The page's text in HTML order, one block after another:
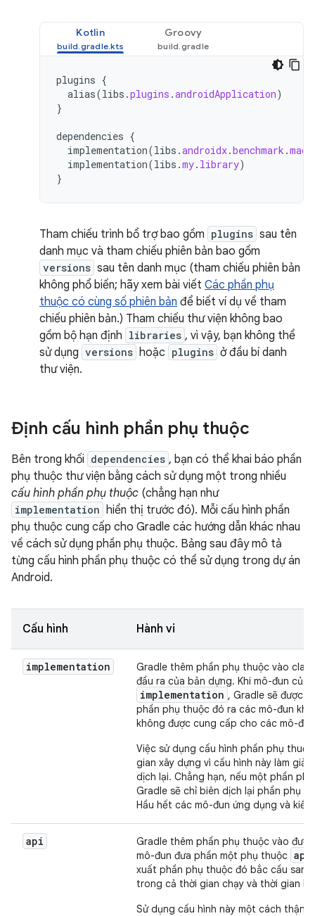
Kotlin Groovy
plugins {
alias(libs .plugins .androidApplication)
}
dependencies {
implementation(libs .androidx.benchmark .
implementation(libs .my. library)
}
Tham chiếu trình bổ trợ bao gồm plugins sau tên
danh mục và tham chiếu phiên bản bao gồm
versions sau tên danh mục (tham chiếu phiên bản
không phổ biến; hãy xem bài viết Các phần phụ
thuộc có cùng số phiên bản để biết ví dụ về tham
chiếu phiên bản.) Tham chiếu thư viện không bao
gồm bộ hạn định libraries , vì vậy, bạn không thể
sử dụng versions hoặc plugins ở đầu bí danh
thư viện.
Định cấu hình phần phụ thuộc
Bên trong khối dependencies , bạn có thể khai báo phần
phụ thuộc thư viện bằng cách sử dụng một trong nhiều
cấu hình phần phụ thuộc (chẳng hạn như
implementation hiển thị trước đó). Mỗi cấu hình phần
phụ thuộc cung cấp cho Gradle các hướng dẫn khác nhau
về cách sử dụng phần phụ thuộc. Bảng sau đây mô tả
từng cấu hình phần phụ thuộc có thể sử dụng trong dự án
Android.
Cấu hình Hành vi
implementation
Gradle thêm phần phụ thuộc vào
đầu ra của bản dựng. Khi mô-đun
implementation , Gradle sẽ được
phần phụ thuộc đó ra các mô-đun
không được cung cấp cho các mô-
Việc sử dụng cấu hình phần phụ
gian xây dựng vì cấu hình này làm
dịch lại. Chẳng hạn, nếu một phần
Gradle sẽ chỉ biên dịch lại phần phụ
Hầu hết các mô-đun ứng dụng và
api
Gradle thêm phần phụ thuộc vào
mô-đun đưa phần một phụ thuộc api
xuất phần phụ thuộc đó bắc cầu
trong cả thời gian chạy và thời gian
Sử dụng cấu hình này một cách thận